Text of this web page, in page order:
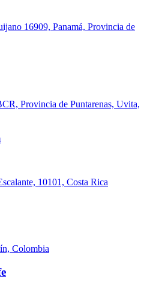
16909, Panamá, Provincia de
Provincia de Puntarenas, Uvita,
10101, Costa Rica
Colombia